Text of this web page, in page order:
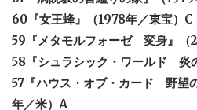
60『女王蜂』（1978年／東宝）C
59『メタモルフォーゼ 変身』（
58『シュラシック・ワールド 炎
57『ハウス・オブ・カード 野望
年／米）A